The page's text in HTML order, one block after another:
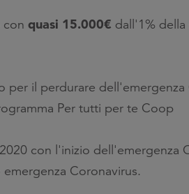
quasi 15.000€ dall'1% della
il perdurare dell'emergenza
Per tutti per te Coop
con l'inizio dell'emergenza
Coronavirus.